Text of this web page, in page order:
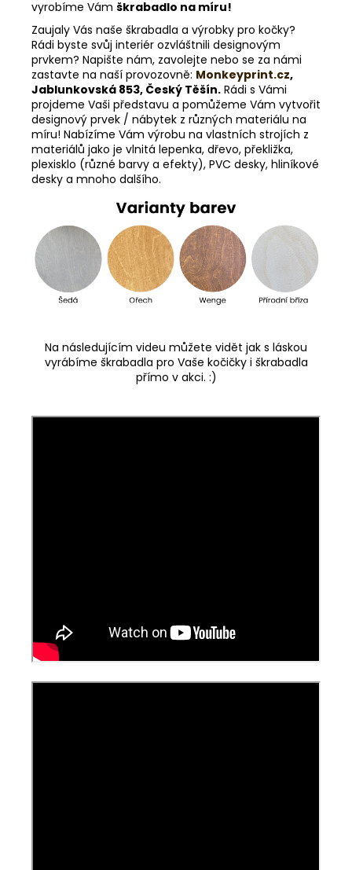
vyrobíme Vám škrabadlo na míru!
Zaujaly Vás naše škrabadla a výrobky pro kočky?
Rádi byste svůj interiér ozvláštnili designovým
prvkem? Napište nám, zavolejte nebo se za námi
zastavte na naší provozovně: Monkeyprint.cz,
Jablunkovská 853, Český Těšín. Rádi s Vámi
projdeme Vaši představu a pomůžeme Vám vytvořit
designový prvek / nábytek z různých materiálu na
míru! Nabízíme Vám výrobu na vlastních strojích z
materiálů jako je vlnitá lepenka, dřevo, překližka,
plexisklo (různé barvy a efekty), PVC desky, hliníkové
desky a mnoho dalšího.
Na následujícím videu můžete vidět jak s láskou
vyrábíme škrabadla pro Vaše kočičky i škrabadla
přímo v akci. :)